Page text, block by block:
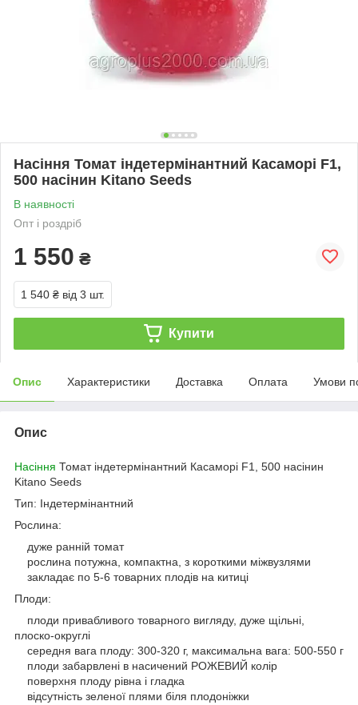
Насіння Томат індетермінантний Касаморі F1,
500 насінин Kitano Seeds
В наявності
Опт і роздріб
1 550 ₴
1 540 ₴ від 3 шт.
Купити
Опис Характеристики Доставка Оплата Умови
Опис
Насіння Томат індетермінантний Касаморі F1, 500 насінин
Kitano Seeds
Тип: Індетермінантний
Рослина:
дуже ранній томат
рослина потужна, компактна, з короткими міжвузлями
закладає по 5-6 товарних плодів на китиці
Плоди:
плоди привабливого товарного вигляду, дуже щільні,
плоско-округлі
середня вага плоду: 300-320 г, максимальна вага: 500-550 г
плоди забарвлені в насичений РОЖЕВИЙ колір
поверхня плоду рівна і гладка
відсутність зеленої плями біля плодоніжки